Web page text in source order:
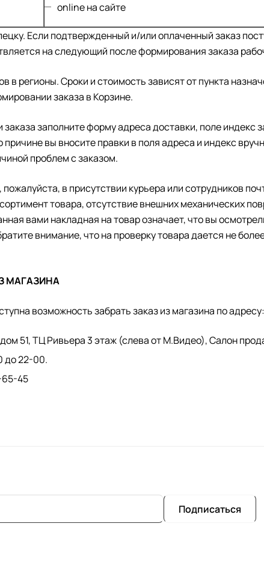
online на сайте
Если подтвержденный и/или оплаченный заказ
на следующий после формирования заказа
в регионы. Сроки и стоимость зависят от пункта
заказа в Корзине.
заполните форму адреса доставки, поле индекс
причине вы вносите правки в поля адреса и индекс
проблем с заказом.
в присутствии курьера или сотрудников
товара, отсутствие внешних механических
вами накладная на товар означает, что вы
внимание, что на проверку товара дается не
МАГАЗИНА
возможность забрать заказ из магазина по адресу:
51, ТЦ Ривьера 3 этаж (слева от М.Видео), Салон
до 22-00.
45
Подписаться